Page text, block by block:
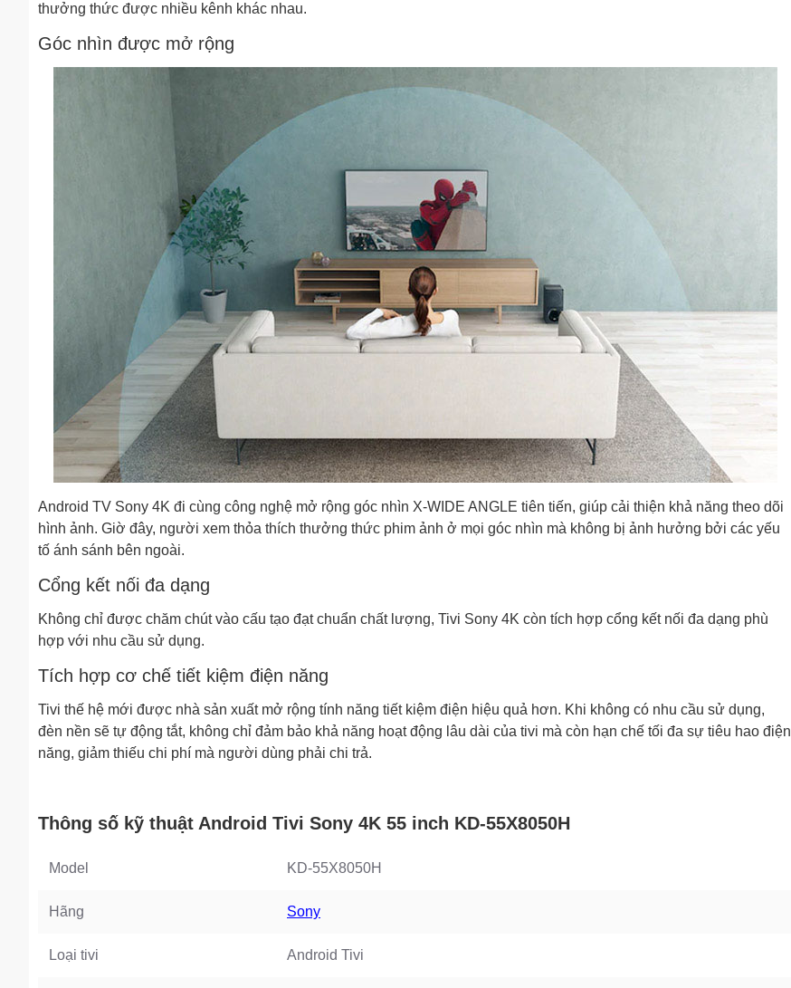
thưởng thức được nhiều kênh khác nhau.
Góc nhìn được mở rộng
Android TV Sony 4K đi cùng công nghệ mở rộng góc nhìn X-WIDE ANGLE tiên tiến, giúp cải thiện khả năng theo dõi
hình ảnh. Giờ đây, người xem thỏa thích thưởng thức phim ảnh ở mọi góc nhìn mà không bị ảnh hưởng bởi các yếu
tố ánh sánh bên ngoài.
Cổng kết nối đa dạng
Không chỉ được chăm chút vào cấu tạo đạt chuẩn chất lượng, Tivi Sony 4K còn tích hợp cổng kết nối đa dạng phù
hợp với nhu cầu sử dụng.
Tích hợp cơ chế tiết kiệm điện năng
Tivi thế hệ mới được nhà sản xuất mở rộng tính năng tiết kiệm điện hiệu quả hơn. Khi không có nhu cầu sử dụng,
đèn nền sẽ tự động tắt, không chỉ đảm bảo khả năng hoạt động lâu dài của tivi mà còn hạn chế tối đa sự tiêu hao điện
năng, giảm thiếu chi phí mà người dùng phải chi trả.
Thông số kỹ thuật Android Tivi Sony 4K 55 inch KD-55X8050H
Model KD-55X8050H
Hãng Sony
Loại tivi Android Tivi